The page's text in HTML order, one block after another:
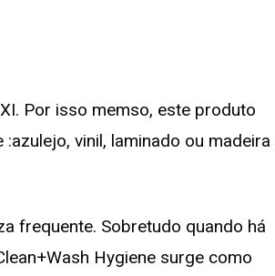
Por isso memso, este produto
vinil, laminado ou madeira
frequente. Sobretudo quando há
Hygiene surge como